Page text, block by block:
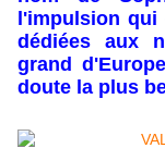
l'impulsion
dédiées aux
grand
doute la plus